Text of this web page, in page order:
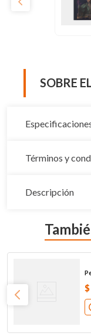
SOBRE
Términos y
Descripción
$